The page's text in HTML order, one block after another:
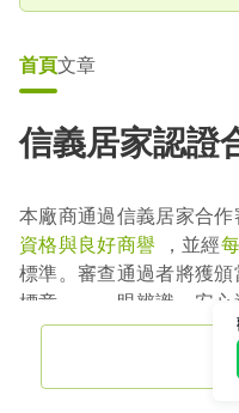
首頁文章
信義居家認證
本廠商通過信義居家合
資格與良好商譽 ，並經
標準。審查通過者將獲
標章」，一眼辨識、安心